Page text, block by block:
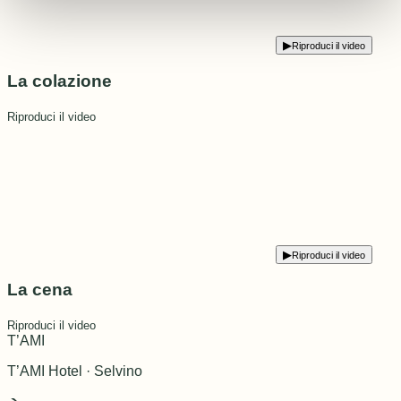
▶Riproduci il video
La colazione
Riproduci il video
▶Riproduci il video
La cena
Riproduci il video
T’AMI
T’AMI Hotel · Selvino